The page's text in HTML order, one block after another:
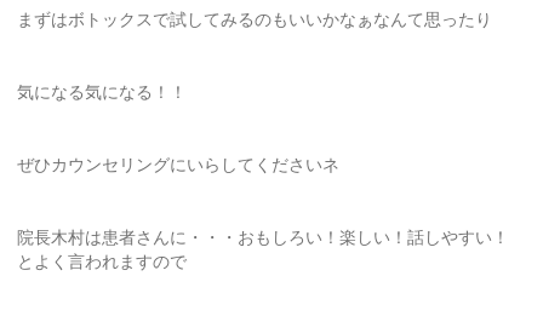
まずはボトックスで試してみるのもいいかなぁなんて思ったり
気になる気になる！！
ぜひカウンセリングにいらしてくださいネ
院長木村は患者さんに・・・おもしろい！楽しい！話しやすい！
とよく言われますので